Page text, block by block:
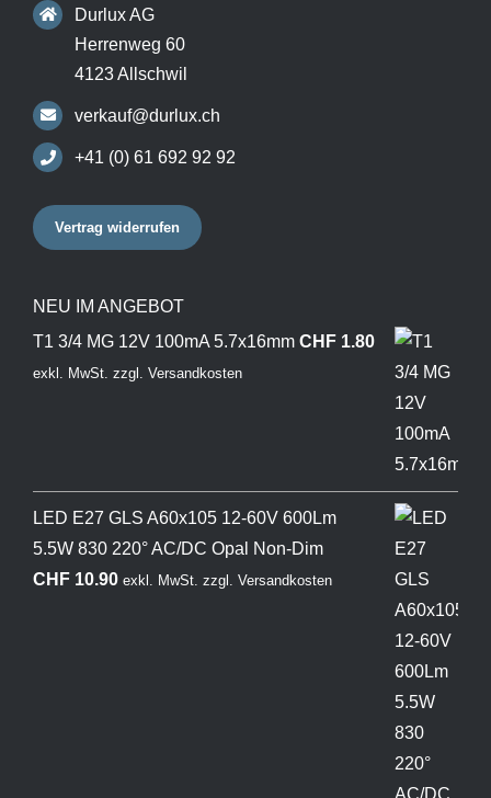
Durlux AG
Herrenweg 60
4123 Allschwil
verkauf@durlux.ch
+41 (0) 61 692 92 92
Vertrag widerrufen
NEU IM ANGEBOT
T1 3/4 MG 12V 100mA 5.7x16mm CHF1.80
exkl. MwSt. zzgl. Versandkosten
LED E27 GLS A60x105 12-60V 600Lm
5.5W 830 220° AC/DC Opal Non-Dim
CHF10.90 exkl. MwSt. zzgl. Versandkosten